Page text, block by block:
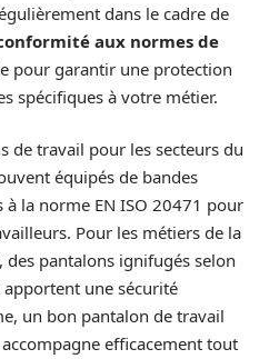
dans le cadre de
aux normes de
pour garantir une protection
spécifiques à votre métier.
de travail pour les secteurs du
équipés de bandes
la norme EN ISO 20471 pour
Pour les métiers de la
des pantalons ignifugés selon
apportent une sécurité
un bon pantalon de travail
efficacement tout